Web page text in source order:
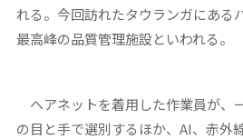
れる。今回訪れたタウランガにある
最高峰の品質管理施設といわれる。
ヘアネットを着用した作業員が、
の目と手で選別するほか、AI、赤外